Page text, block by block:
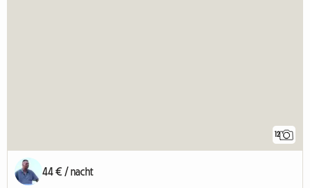
12
44 € / nacht